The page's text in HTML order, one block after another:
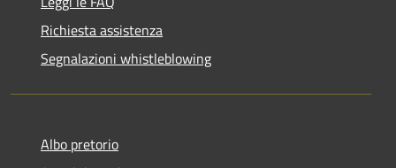
Richiesta assistenza
Segnalazioni whistleblowing
Albo pretorio